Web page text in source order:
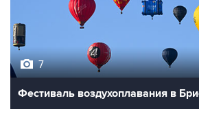
7
Фестиваль воздухоплавания в